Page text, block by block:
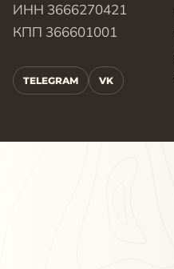
ИНН 3666270421
КПП 366601001
TELEGRAM VK